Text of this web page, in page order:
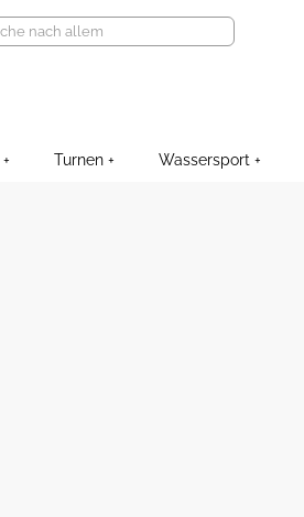
Turnen Wassersport